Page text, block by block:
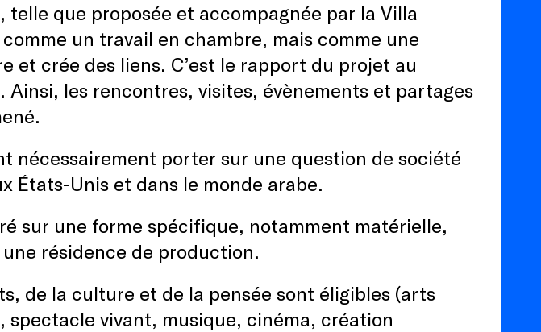
telle que proposée et accompagnée par la Villa
un travail en chambre, mais comme une
et crée des liens. C’est le rapport du projet au
les rencontres, visites, évènements et partages
nécessairement porter sur une question de société
États-Unis et dans le monde arabe.
sur une forme spécifique, notamment matérielle,
résidence de production.
de la culture et de la pensée sont éligibles (arts
vivant, musique, cinéma, création